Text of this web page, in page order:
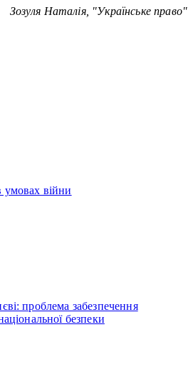
Зозуля Наталія, "Українське право"
війни
проблема забезпечення
безпеки